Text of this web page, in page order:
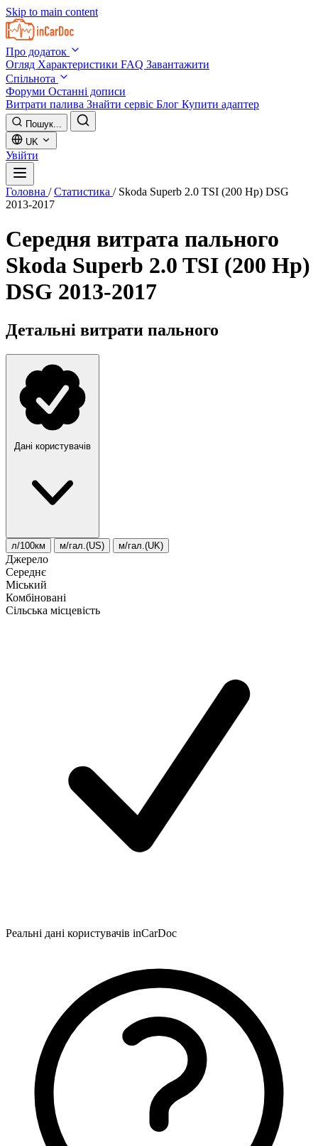
Skip to main content
Про додаток
Огляд Характеристики FAQ Завантажити
Спільнота
Форуми Останні дописи
Витрати палива Знайти сервіс Блог Купити адаптер
Пошук...
UK
Увійти
Головна / Статистика / Skoda Superb 2.0 TSI (200 Hp) DSG
2013-2017
Середня витрата пального
Skoda Superb 2.0 TSI (200 Hp)
DSG 2013-2017
Детальні витрати пального
Дані користувачів
л/100км м/гал.(US) м/гал.(UK)
Джерело
Середнє
Міський
Комбіновані
Сільська місцевість
Реальні дані користувачів inCarDoc